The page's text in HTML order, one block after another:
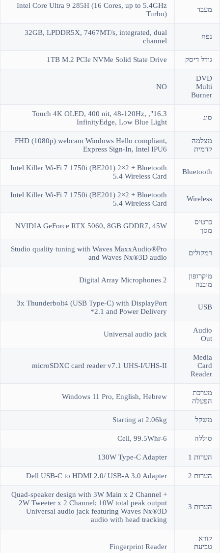
מעבד
Intel Core Ultra 9 285H (16 Cores, up to 5.4GHz
Turbo)
נפח
32GB, LPDDR5X, 7467MT/s, integrated, dual
channel
גודל דיסק 1TB M.2 PCIe NVMe Solid State Drive
DVD
Multi
Burner
NO
סוג
16.3", Touch 4K OLED, 400 nit, 48-120Hz,
InfinityEdge, Low Blue Light
מצלמה
קדמית
FHD (1080p) webcam Windows Hello compliant,
Express Sign-In, Intel IPU6
Bluetooth
Intel Killer Wi-Fi 7 1750i (BE201) 2×2 + Bluetooth
5.4 Wireless Card
Wireless
Intel Killer Wi-Fi 7 1750i (BE201) 2×2 + Bluetooth
5.4 Wireless Card
כרטיס
מסך
NVIDIA GeForce RTX 5060, 8GB GDDR7, 45W
רמקולים
Studio quality tuning with Waves MaxxAudio®Pro
and Waves Nx®3D audio
מיקרופון
מובנה
2 Digital Array Microphones
USB
3x Thunderbolt4 (USB Type-C) with DisplayPort
2.1 and Power Delivery*
Audio
Out
Universal audio jack
Media
Card
Reader
microSDXC card reader v7.1 UHS-I/UHS-II
מערכת
הפעלה
Windows 11 Pro, English, Hebrew
משקל Starting at 2.06kg
סוללה 6-Cell, 99.5Whr
הערות 1 130W Type-C Adapter
הערות 2 Dell USB-C to HDMI 2.0/ USB-A 3.0 Adapter
הערות 3
Quad-speaker design with 3W Main x 2 Channel +
2W Tweeter x 2 Channel; 10W total peak output
Universal audio jack featuring Waves Nx®3D
audio with head tracking
קורא
טביעת
Fingerprint Reader